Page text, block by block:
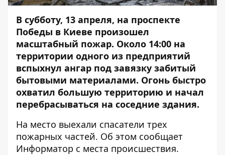
В субботу, 13 апреля, на проспекте
Победы в Киеве произошел
масштабный пожар. Около 14:00 на
территории одного из предприятий
вспыхнул ангар под завязку забитый
бытовыми материалами. Огонь быстро
охватил большую территорию и начал
перебрасываться на соседние здания.
На место выехали спасатели трех
пожарных частей. Об этом сообщает
Информатор с места происшествия.